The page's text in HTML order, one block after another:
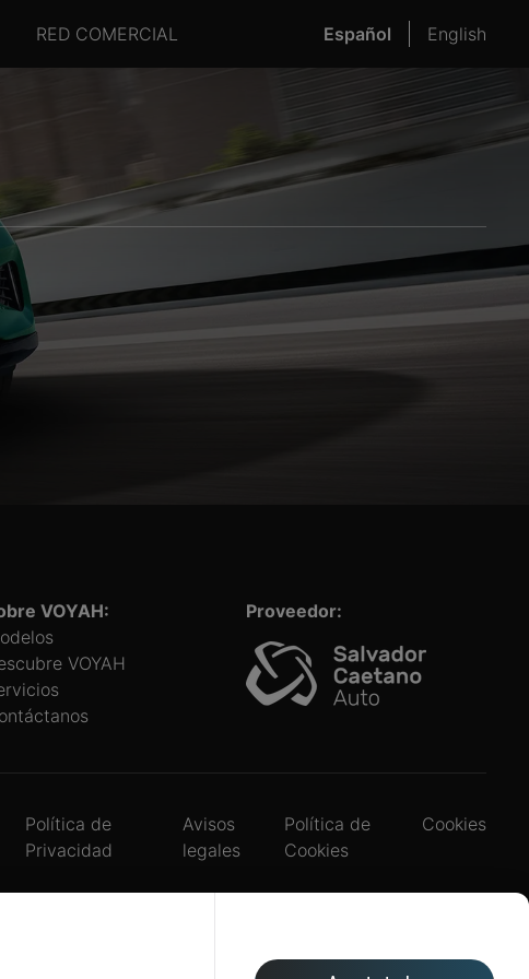
RED COMERCIAL Español English
VOYAH:
VOYAH
Proveedor:
Política de
Privacidad
Avisos
legales
Política de
Cookies
Cookies